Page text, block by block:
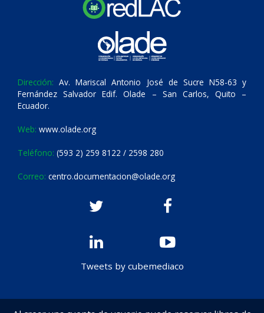
Dirección: Av. Mariscal Antonio José de Sucre N58-63 y
Fernández Salvador Edif. Olade – San Carlos, Quito –
Ecuador.
Web: www.olade.org
Teléfono: (593 2) 259 8122 / 2598 280
Correo: centro.documentacion@olade.org
Tweets by cubemediaco